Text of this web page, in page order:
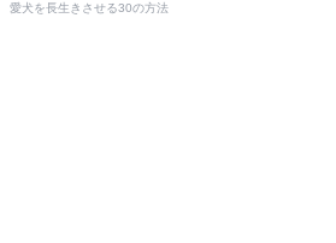
愛犬を長生きさせる30の方法